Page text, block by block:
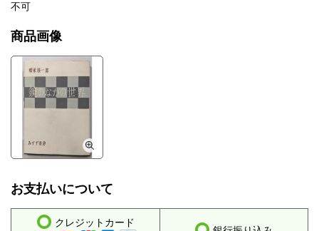
不可
商品画像
お支払いについて
クレジットカード